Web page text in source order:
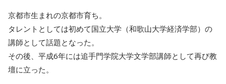
京都市生まれの京都市育ち。
タレントとしては初めて国立大学（和歌山大学経済学部）の
講師として話題となった。
その後、平成6年には追手門学院大学文学部講師として再び教
壇に立った。